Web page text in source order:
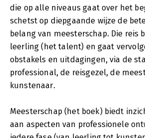
die op alle niveaus gaat over het
schetst op diepgaande wijze de
belang van meesterschap. Die reis
leerling (het talent) en gaat
obstakels en uitdagingen, via de
professional, de reisgezel, de
kunstenaar.
Meesterschap (het boek) biedt
aan aspecten van professionele